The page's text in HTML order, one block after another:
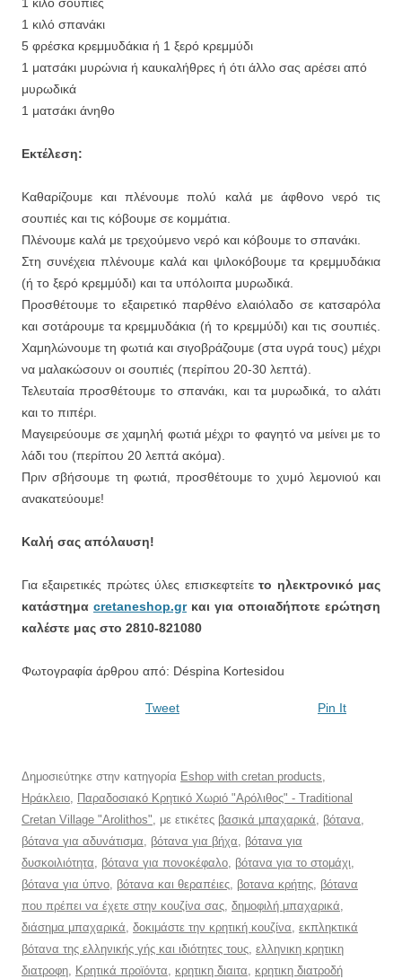
1 κιλό σουπιές
1 κιλό σπανάκι
5 φρέσκα κρεμμυδάκια ή 1 ξερό κρεμμύδι
1 ματσάκι μυρώνια ή καυκαλήθρες ή ότι άλλο σας αρέσει από
μυρωδικά
1 ματσάκι άνηθο
Εκτέλεση:
Καθαρίζουμε και πλένουμε πολύ καλά με άφθονο νερό τις
σουπιές και τις κόβουμε σε κομμάτια.
Πλένουμε καλά με τρεχούμενο νερό και κόβουμε το σπανάκι.
Στη συνέχεια πλένουμε καλά και ψιλοκόβουμε τα κρεμμυδάκια
(ή το ξερό κρεμμύδι) και τα υπόλοιπα μυρωδικά.
Προσθέτουμε το εξαιρετικό παρθένο ελαιόλαδο σε κατσαρόλα
και σοτάρουμε τα κρεμμυδάκια (ή το κρεμμύδι) και τις σουπιές.
Χαμηλώνουμε τη φωτιά και σιγοβράζουμε (στα υγρά τους) μέχρι
να μαλακώσουν οι σουπιές (περίπου 20-30 λεπτά).
Τελευταία προσθέτουμε το σπανάκι, και τα μυρωδικά, το αλάτι
και το πιπέρι.
Μαγειρεύουμε σε χαμηλή φωτιά μέχρι το φαγητό να μείνει με το
λάδι του (περίπου 20 λεπτά ακόμα).
Πριν σβήσουμε τη φωτιά, προσθέτουμε το χυμό λεμονιού και
ανακατεύουμε!
Καλή σας απόλαυση!
Για εξαιρετικές πρώτες ύλες επισκεφτείτετο ηλεκτρονικό μας
κατάστημα cretaneshop.grκαι για οποιαδήποτε ερώτηση
καλέστε μας στο 2810-821080
Φωτογραφία άρθρου από: Déspina Kortesidou
Tweet Pin It
Δημοσιεύτηκε στην κατηγορία Eshop with cretan products,
Ηράκλειο, Παραδοσιακό Κρητικό Χωριό "Αρόλιθος" - Traditional
Cretan Village "Arolithos", με ετικέτες βασικά μπαχαρικά, βότανα,
βότανα για αδυνάτισμα, βότανα για βήχα, βότανα για
δυσκοιλιότητα, βότανα για πονοκέφαλο, βότανα για το στομάχι,
βότανα για ύπνο, βότανα και θεραπέιες, βοτανα κρήτης, βότανα
που πρέπει να έχετε στην κουζίνα σας, δημοφιλή μπαχαρικά,
διάσημα μπαχαρικά, δοκιμάστε την κρητική κουζίνα, εκπληκτικά
βότανα της ελληνικής γής και ιδιότητες τους, ελληνικη κρητικη
διατροφη, Κρητικά προϊόντα, κρητικη διαιτα, κρητικη διατροδή